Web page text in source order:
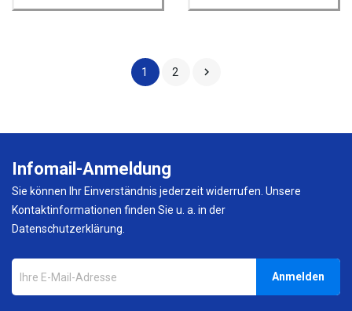
1 2 
Infomail-Anmeldung
Sie können Ihr Einverständnis jederzeit widerrufen. Unsere
Kontaktinformationen finden Sie u. a. in der
Datenschutzerklärung.